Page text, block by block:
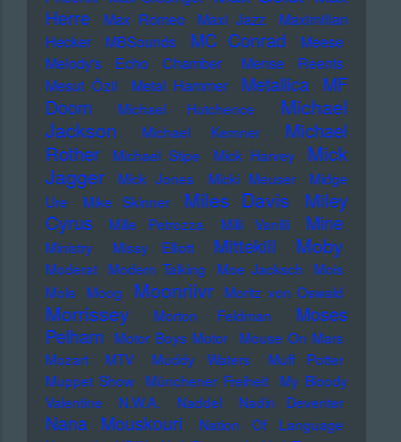
Herre
Max Romeo Maxi Jazz
Maximilian
Hecker
MBSounds MC Conrad
Meese
Melody's Echo Chamber
Mense Reents
Mesut Özil
Metal Hammer Metallica MF
Doom
Michael Hutchence
Michael
Jackson
Michael Kemner
Michael
Rother
Michael Stipe Mick Harvey
Mick
Jagger
Mick Jones Micki Meuser
Midge
Ure
Mike Skinner Miles Davis
Miley
Cyrus
Mille Petrozza Milli Vanilli Mine
Ministry Missy Elliott Mittekill Moby
Moderat Modern Talking Moe Jacksch
Mois
Mola
Moog Moonriivr Moritz von Oswald
Morrissey Morton Feldman
Moses
Pelham
Motor Boys Motor
Mouse On Mars
Mozart
MTV Muddy Waters
Muff Potter
Muppet Show
Münchener Freiheit
My Bloody
Valentine
N.W.A. Naddel Nadin Deventer
Nana Mouskouri
Nation Of Language